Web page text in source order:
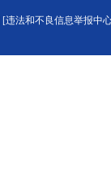
[违法和不良信息举报中